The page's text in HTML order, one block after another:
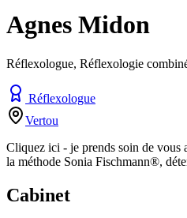
Agnes Midon
Réflexologue, Réflexologie
Réflexologue
Vertou
Cliquez ici - je prends soin de vous
la méthode Sonia Fischmann®,
Cabinet